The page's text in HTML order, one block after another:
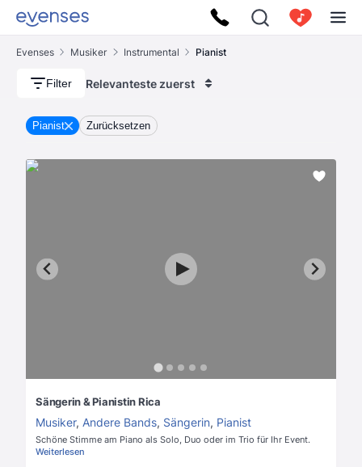
Evenses Musiker Instrumental Pianist
Filter Relevanteste zuerst
Pianist Zurücksetzen
Sängerin & Pianistin Rica
Musiker, Andere Bands, Sängerin, Pianist
Schöne Stimme am Piano als Solo, Duo oder im Trio für Ihr Event.
Weiterlesen